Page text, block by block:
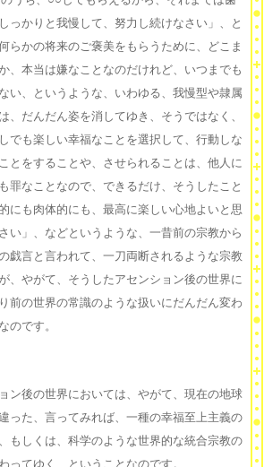
っかりと我慢して、努力し続けなさい」、と
らかの将来のご褒美をもらうために、どこま
、本当は嫌なことなのだけれど、いつまでも
い、というような、いわゆる、我慢型や隷属
、だんだん姿を消してゆき、そうではなく、
でも楽しい幸福なことを選択して、行動しな
とをすることや、させられることは、他人に
罪なことなので、できるだけ、そうしたこと
にも肉体的にも、最高に楽しい心地よいと思
い」、などというような、一昔前の宗教から
戯言と言われて、一刀両断されるような宗教
、やがて、そうしたアセンション後の世界に
前の世界の常識のような扱いにだんだん変わ
のです。
ン後の世界においては、やがて、現在の地球
った、言ってみれば、一種の幸福至上主義の
もしくは、科学のような世界的な統合宗教の
ってゆく、ということなのです。